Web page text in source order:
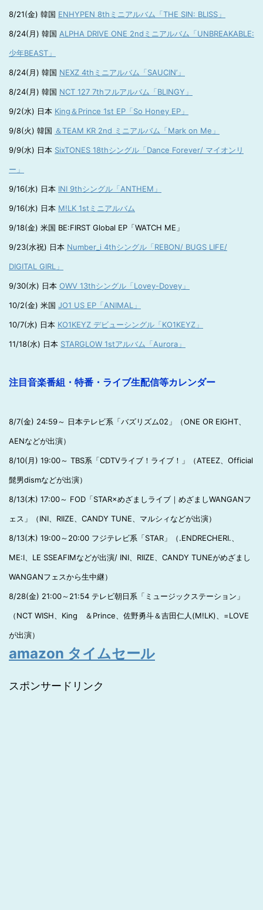
8/21(金) 韓国 ENHYPEN 8thミニアルバム「THE SIN: BLISS」
8/24(月) 韓国 ALPHA DRIVE ONE 2ndミニアルバム「UNBREAKABLE:
少年BEAST」
8/24(月) 韓国 NEXZ 4thミニアルバム「SAUCIN’」
8/24(月) 韓国 NCT 127 7thフルアルバム「BLINGY」
9/2(水) 日本 King＆Prince 1st EP「So Honey EP」
9/8(火) 韓国 ＆TEAM KR 2nd ミニアルバム「Mark on Me」
9/9(水) 日本 SixTONES 18thシングル「Dance Forever/ マイオンリ
ー」
9/16(水) 日本 INI 9thシングル「ANTHEM」
9/16(水) 日本 M!LK 1stミニアルバム
9/18(金) 米国 BE:FIRST Global EP「WATCH ME」
9/23(水祝) 日本 Number_i 4thシングル「REBON/ BUGS LIFE/
DIGITAL GIRL」
9/30(水) 日本 OWV 13thシングル「Lovey-Dovey」
10/2(金) 米国 JO1 US EP「ANIMAL」
10/7(水) 日本 KO1KEYZ デビューシングル「KO1KEYZ」
11/18(水) 日本 STARGLOW 1stアルバム「Aurora」
注目音楽番組・特番・ライブ生配信等カレンダー
8/7(金) 24:59～ 日本テレビ系「バズリズム02」（ONE OR EIGHT、
AENなどが出演）
8/10(月) 19:00～ TBS系「CDTVライブ！ライブ！」（ATEEZ、Official
髭男dismなどが出演）
8/13(木) 17:00～ FOD「STAR×めざましライブ｜めざましWANGANフ
ェス」（INI、RIIZE、CANDY TUNE、マルシィなどが出演）
8/13(木) 19:00～20:00 フジテレビ系「STAR」（.ENDRECHERI.、
ME:I、LE SSEAFIMなどが出演/ INI、RIIZE、CANDY TUNEがめざまし
WANGANフェスから生中継）
8/28(金) 21:00～21:54 テレビ朝日系「ミュージックステーション」
（NCT WISH、King ＆Prince、佐野勇斗＆吉田仁人(M!LK)、=LOVE
が出演）
amazon タイムセール
スポンサードリンク